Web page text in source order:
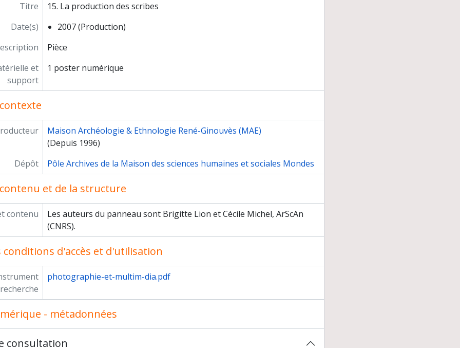
Titre
15. La production des scribes
Date(s)
2007 (Production)
Pièce
et
support
1 poster numérique
Maison Archéologie & Ethnologie René-Ginouvès (MAE)
(Depuis 1996)
Dépôt
Pôle Archives de la Maison des sciences humaines et sociales Mondes
et de la structure
contenu
Les auteurs du panneau sont Brigitte Lion et Cécile Michel, ArScAn
(CNRS).
conditions d'accès et d'utilisation
photographie-et-multim-dia.pdf
- métadonnées
consultation